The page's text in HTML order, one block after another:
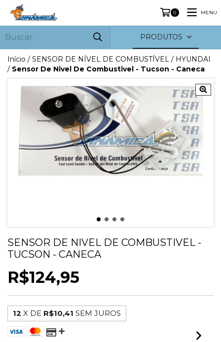
0 MENU
PRODUTOS
Início / SENSOR DE NÍVEL DE COMBUSTÍVEL / HYUNDAI
/ Sensor De Nivel De Combustivel - Tucson - Caneca
SENSOR DE NIVEL DE COMBUSTIVEL -
TUCSON - CANECA
R$124,95
12 X DE R$10,41 SEM JUROS